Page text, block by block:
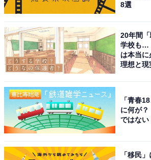
8選
20年間
学校も…
は本当に
理想と現
「青春
に何が
ではない
「移民